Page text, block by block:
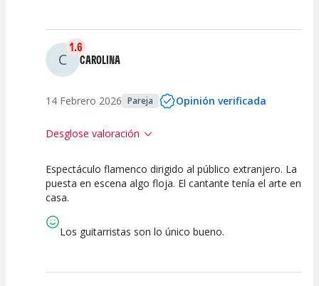
C
1.6
CAROLINA
14 Febrero 2026 Pareja Opinión verificada
Desglose valoración
0
Calidad del
2.5 2.5
Espectáculo flamenco dirigido al público extranjero. La
puesta en escena algo floja. El cantante tenía el arte en
casa.
Los guitarristas son lo único bueno.